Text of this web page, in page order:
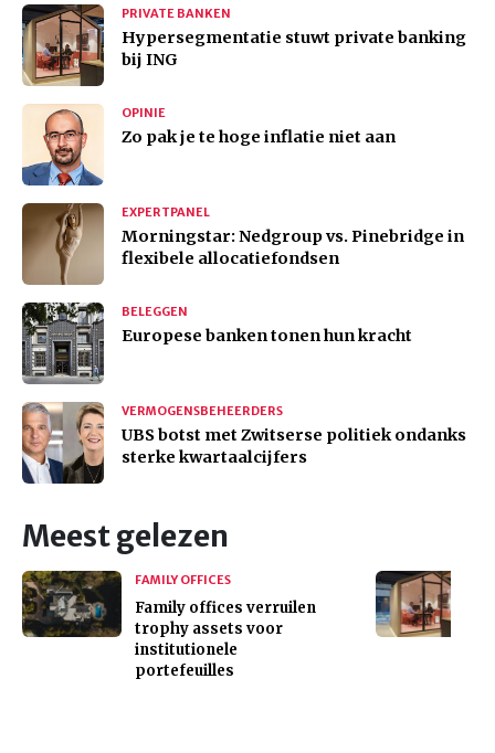
PRIVATE BANKEN
Hypersegmentatie stuwt private banking
bij ING
OPINIE
Zo pak je te hoge inflatie niet aan
EXPERTPANEL
Morningstar: Nedgroup vs. Pinebridge in
flexibele allocatiefondsen
BELEGGEN
Europese banken tonen hun kracht
VERMOGENSBEHEERDERS
UBS botst met Zwitserse politiek ondanks
sterke kwartaalcijfers
Meest gelezen
FAMILY OFFICES
Family offices verruilen
trophy assets voor
institutionele
portefeuilles